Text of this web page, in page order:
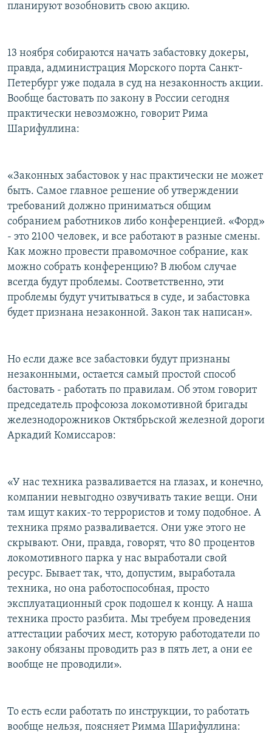
планируют возобновить свою акцию.
13 ноября собираются начать забастовку докеры,
правда, администрация Морского порта Санкт-
Петербург уже подала в суд на незаконность акции.
Вообще бастовать по закону в России сегодня
практически невозможно, говорит Рима
Шарифуллина:
«Законных забастовок у нас практически не может
быть. Самое главное решение об утверждении
требований должно приниматься общим
собранием работников либо конференцией. «Форд»
- это 2100 человек, и все работают в разные смены.
Как можно провести правомочное собрание, как
можно собрать конференцию? В любом случае
всегда будут проблемы. Соответственно, эти
проблемы будут учитываться в суде, и забастовка
будет признана незаконной. Закон так написан».
Но если даже все забастовки будут признаны
незаконными, остается самый простой способ
бастовать - работать по правилам. Об этом говорит
председатель профсоюза локомотивной бригады
железнодорожников Октябрьской железной дороги
Аркадий Комиссаров:
«У нас техника разваливается на глазах, и конечно,
компании невыгодно озвучивать такие вещи. Они
там ищут каких-то террористов и тому подобное. А
техника прямо разваливается. Они уже этого не
скрывают. Они, правда, говорят, что 80 процентов
локомотивного парка у нас выработали свой
ресурс. Бывает так, что, допустим, выработала
техника, но она работоспособная, просто
эксплуатационный срок подошел к концу. А наша
техника просто разбита. Мы требуем проведения
аттестации рабочих мест, которую работодатели по
закону обязаны проводить раз в пять лет, а они ее
вообще не проводили».
То есть если работать по инструкции, то работать
вообще нельзя, поясняет Римма Шарифуллина: